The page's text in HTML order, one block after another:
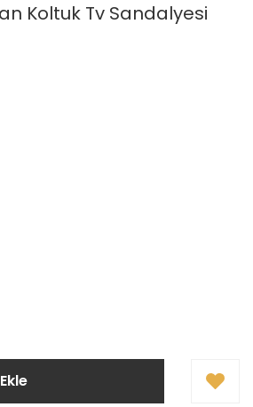
Koltuk Tv Sandalyesi